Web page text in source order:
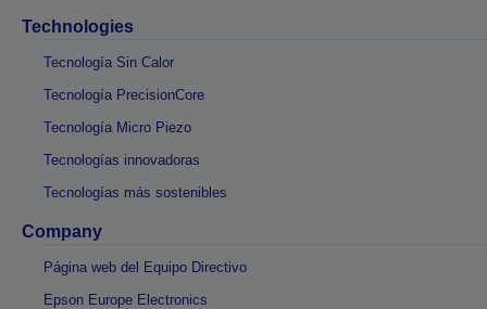
Technologies
Tecnología Sin Calor
Tecnología PrecisionCore
Tecnología Micro Piezo
Tecnologías innovadoras
Tecnologías más sostenibles
Company
Página web del Equipo Directivo
Epson Europe Electronics